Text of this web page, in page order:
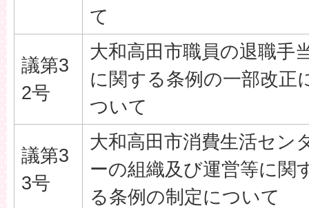
て
議第3
2号
大和高田市職員の退職手
に関する条例の一部改正
ついて
議第3
3号
大和高田市消費生活セン
ーの組織及び運営等に関
る条例の制定について